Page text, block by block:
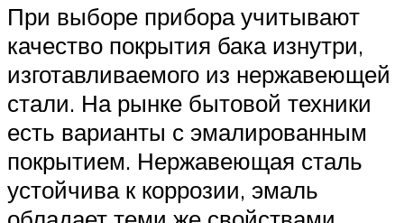
При выборе прибора учитывают
качество покрытия бака изнутри,
изготавливаемого из нержавеющей
стали. На рынке бытовой техники
есть варианты с эмалированным
покрытием. Нержавеющая сталь
устойчива к коррозии, эмаль